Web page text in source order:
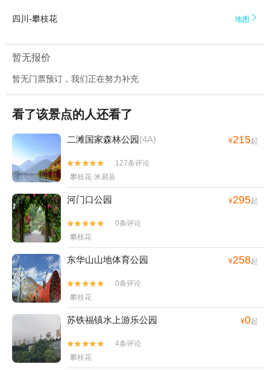
四川-攀枝花 地图 
暂无报价
暂无门票预订，我们正在努力补充
看了该景点的人还看了
二滩国家森林公园(4A) ¥215起


127条评论
攀枝花·米易县
河门口公园 ¥295起


0条评论
攀枝花
东华山山地体育公园 ¥258起


0条评论
攀枝花
苏铁福镇水上游乐公园 ¥0起


4条评论
攀枝花